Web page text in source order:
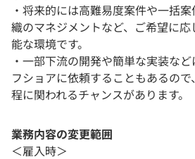
・将来的には高難易度案件や一括
織のマネジメントなど、ご希望に
能な環境です。
・一部下流の開発や簡単な実装な
フショアに依頼することもあるの
程に関われるチャンスがあります。
業務内容の変更範囲
＜雇入時＞